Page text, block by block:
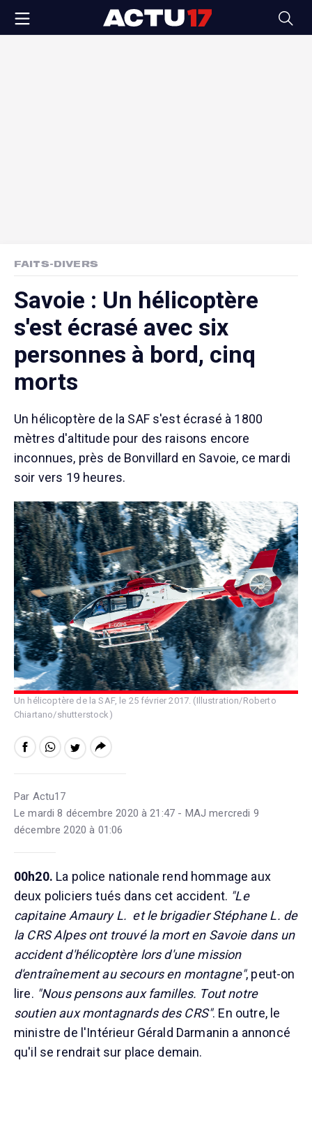
FAITS-DIVERS
Savoie : Un hélicoptère
s'est écrasé avec six
personnes à bord, cinq
morts
Un hélicoptère de la SAF s'est écrasé à 1800
mètres d'altitude pour des raisons encore
inconnues, près de Bonvillard en Savoie, ce mardi
soir vers 19 heures.
Un hélicoptère de la SAF, le 25 février 2017. (Illustration/Roberto
Chiartano/shutterstock)
Par Actu17
Le mardi 8 décembre 2020 à 21:47 - MAJ mercredi 9
décembre 2020 à 01:06
00h20. La police nationale rend hommage aux
deux policiers tués dans cet accident. "Le
capitaine Amaury L. et le brigadier Stéphane L. de
la CRS Alpes ont trouvé la mort en Savoie dans un
accident d'hélicoptère lors d'une mission
d'entraînement au secours en montagne", peut-on
lire. "Nous pensons aux familles. Tout notre
soutien aux montagnards des CRS". En outre, le
ministre de l'Intérieur Gérald Darmanin a annoncé
qu'il se rendrait sur place demain.